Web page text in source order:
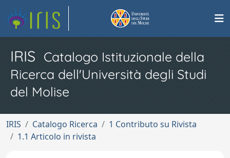
IRIS Catalogo Istituzionale della
Ricerca dell'Università degli Studi
del Molise
IRIS Catalogo Ricerca
1 Contributo su Rivista
1.1 Articolo in rivista